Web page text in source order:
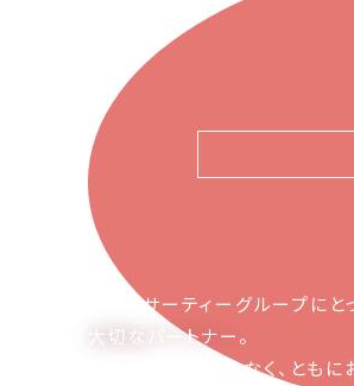
ピアーサーティーグループにと
大切なパートナー。
お取引の関係ではなく、とも